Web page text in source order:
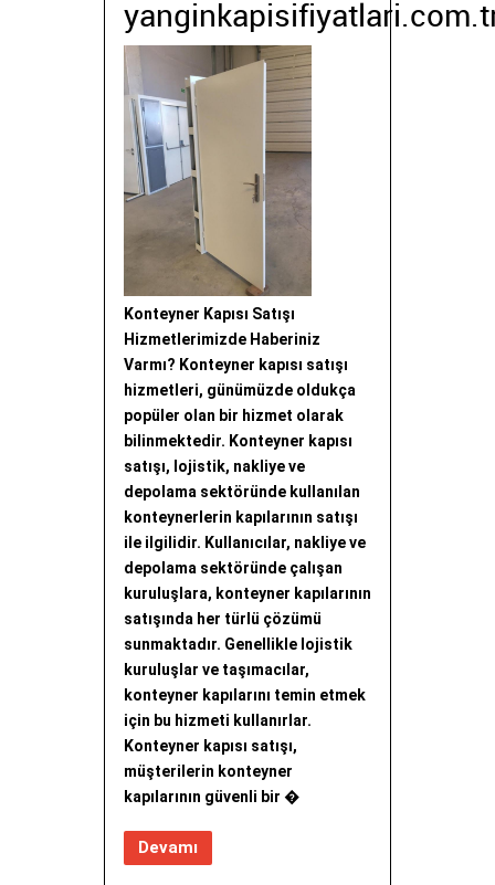
Konteyner Kapısı Satışı
Hizmetlerimizde Haberiniz
Varmı? Konteyner kapısı satışı
hizmetleri, günümüzde oldukça
popüler olan bir hizmet olarak
bilinmektedir. Konteyner kapısı
satışı, lojistik, nakliye ve
depolama sektöründe kullanılan
konteynerlerin kapılarının satışı
ile ilgilidir. Kullanıcılar, nakliye ve
depolama sektöründe çalışan
kuruluşlara, konteyner kapılarının
satışında her türlü çözümü
sunmaktadır. Genellikle lojistik
kuruluşlar ve taşımacılar,
konteyner kapılarını temin etmek
için bu hizmeti kullanırlar.
Konteyner kapısı satışı,
müşterilerin konteyner
kapılarının güvenli bir �
Devamı